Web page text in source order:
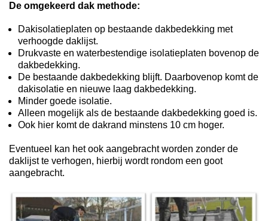
De omgekeerd dak methode:
Dakisolatieplaten op bestaande dakbedekking met
verhoogde daklijst.
Drukvaste en waterbestendige isolatieplaten bovenop de
dakbedekking.
De bestaande dakbedekking blijft. Daarbovenop komt de
dakisolatie en nieuwe laag dakbedekking.
Minder goede isolatie.
Alleen mogelijk als de bestaande dakbedekking goed is.
Ook hier komt de dakrand minstens 10 cm hoger.
Eventueel kan het ook aangebracht worden zonder de
daklijst te verhogen, hierbij wordt rondom een goot
aangebracht.